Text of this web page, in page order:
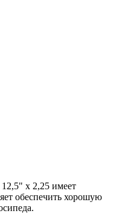
х 2,25 имеет
обеспечить хорошую